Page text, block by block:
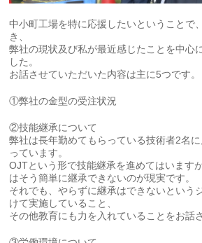
中小町工場を特に応援したいということで
き、
弊社の現状及び私が最近感じたことを中心
した。
お話させていただいた内容は主に5つです。
①弊社の金型の受注状況
②技能継承について
弊社は長年勤めてもらっている技術者2名
っています。
OJTという形で技能継承を進めてはいます
はそう簡単に継承できないのが現実です。
それでも、やらずに継承はできないという
けて実施していること、
その他教育にも力を入れていることをお話